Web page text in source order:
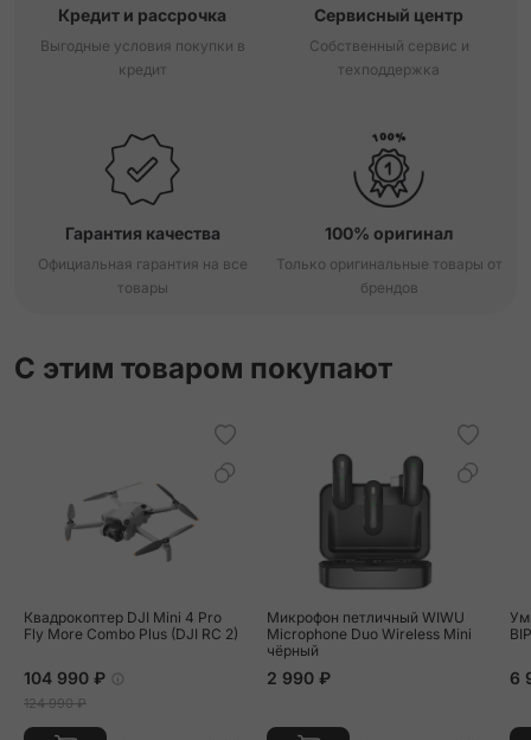
Кредит и рассрочка
Выгодные условия покупки в
кредит
Сервисный центр
Собственный сервис и
техподдержка
Гарантия качества
Официальная гарантия на все
товары
100% оригинал
Только оригинальные товары от
брендов
С этим товаром покупают
Квадрокоптер DJI Mini 4 Pro
Fly More Combo Plus (DJI RC 2)
104 990 ₽
124 990 ₽
Микрофон петличный WIWU
Microphone Duo Wireless Mini
чёрный
2 990 ₽ 6